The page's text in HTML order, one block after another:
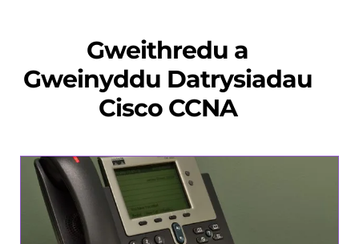
Gweithredu a
Gweinyddu Datrysiadau
Cisco CCNA